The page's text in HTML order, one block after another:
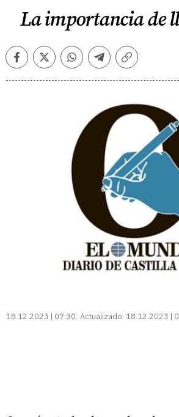
La importancia de
FacebookTwitterWhatsappTelegramCopiar
18.12.2023 | 07:30 Actualizado: 18.12.2023 |